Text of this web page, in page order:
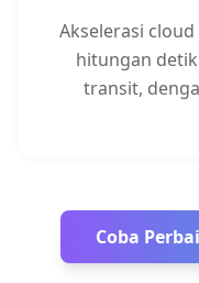
Akselerasi
hitungan
transit,
Coba